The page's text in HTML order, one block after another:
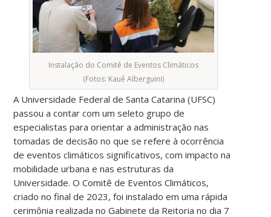
Instalação do Comitê de Eventos Climáticos
(Fotos: Kauê Alberguini)
A Universidade Federal de Santa Catarina (UFSC)
passou a contar com um seleto grupo de
especialistas para orientar a administração nas
tomadas de decisão no que se refere à ocorrência
de eventos climáticos significativos, com impacto na
mobilidade urbana e nas estruturas da
Universidade. O Comitê de Eventos Climáticos,
criado no final de 2023, foi instalado em uma rápida
cerimônia realizada no Gabinete da Reitoria no dia 7